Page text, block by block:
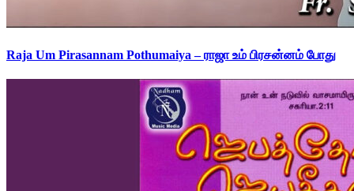
Raja Um Pirasannam Pothumaiya – ராஜா உம் பிரசன்னம் போது